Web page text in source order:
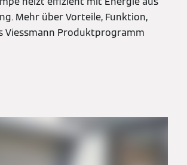
Mehr über Vorteile, Funktion,
Viessmann Produktprogramm